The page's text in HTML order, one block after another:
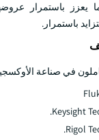
يعزز باستمرار
باستمرار.
في صناعة
Keysight
Rigol